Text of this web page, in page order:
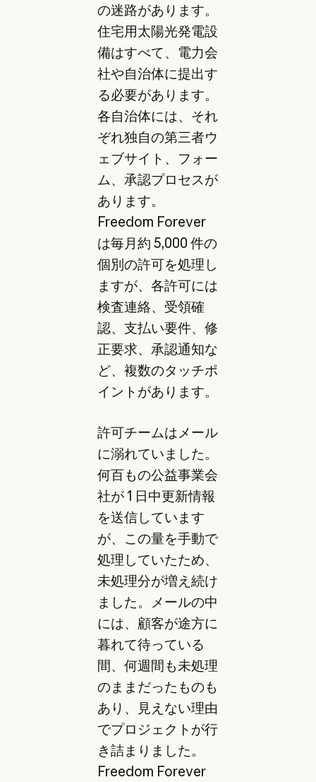
の迷路があります。
住宅用太陽光発電設
備はすべて、電力会
社や自治体に提出す
る必要があります。
各自治体には、それ
ぞれ独自の第三者ウ
ェブサイト、フォー
ム、承認プロセスが
あります。
Freedom Forever
は毎月約 5,000 件の
個別の許可を処理し
ますが、各許可には
検査連絡、受領確
認、支払い要件、修
正要求、承認通知な
ど、複数のタッチポ
イントがあります。
許可チームはメール
に溺れていました。
何百もの公益事業会
社が 1 日中更新情報
を送信しています
が、この量を手動で
処理していたため、
未処理分が増え続け
ました。メールの中
には、顧客が途方に
暮れて待っている
間、何週間も未処理
のままだったものも
あり、見えない理由
でプロジェクトが行
き詰まりました。
Freedom Forever